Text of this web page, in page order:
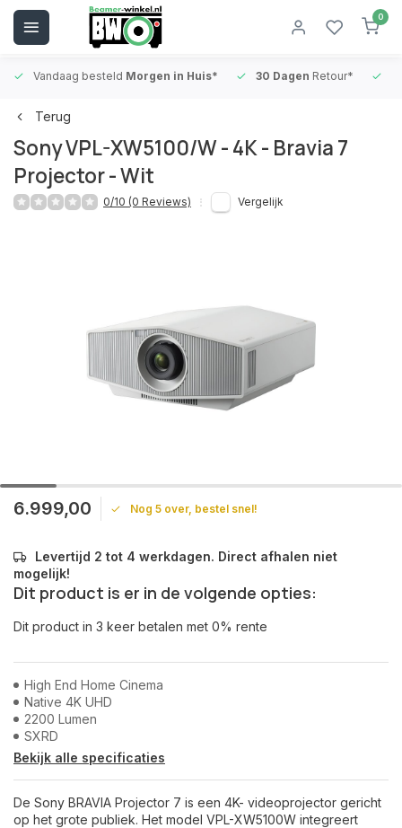
0
Vandaag besteld Morgen in Huis* 30 Dagen Retour*
Terug
Sony VPL-XW5100/W - 4K - Bravia 7
Projector - Wit
0/10 (0 Reviews) Vergelijk
6.999,00 Nog 5 over, bestel snel!
Levertijd 2 tot 4 werkdagen. Direct afhalen niet
mogelijk!
Dit product is er in de volgende opties:
Dit product in 3 keer betalen met 0% rente
High End Home Cinema
Native 4K UHD
2200 Lumen
SXRD
Bekijk alle specificaties
De Sony BRAVIA Projector 7 is een 4K- videoprojector gericht
op het grote publiek. Het model VPL-XW5100W integreert